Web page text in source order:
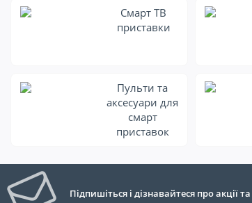
Смарт ТВ
приставки
Пульти та
аксесуари для
смарт
приставок
Підпишіться і дізнавайтеся про акції